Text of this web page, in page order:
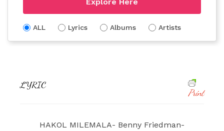
ALL Lyrics Albums Artists
LYRIC
Print
HAKOL MILEMALA- Benny Friedman-